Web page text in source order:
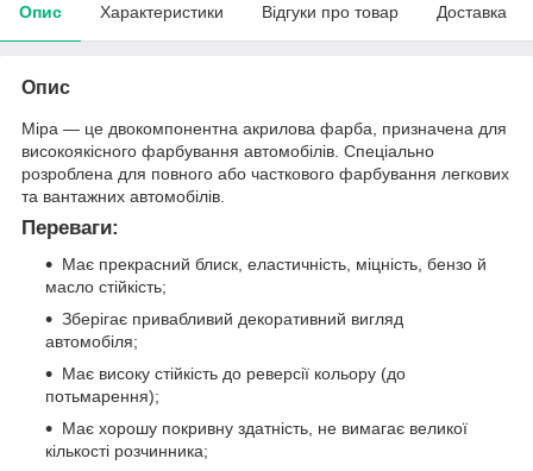
Опис Характеристики Відгуки про товар Доставка
Опис
Mipa — це двокомпонентна акрилова фарба, призначена для
високоякісного фарбування автомобілів. Спеціально
розроблена для повного або часткового фарбування легкових
та вантажних автомобілів.
Переваги:
Має прекрасний блиск, еластичність, міцність, бензо й
масло стійкість;
Зберігає привабливий декоративний вигляд
автомобіля;
Має високу стійкість до реверсії кольору (до
потьмарення);
Має хорошу покривну здатність, не вимагає великої
кількості розчинника;